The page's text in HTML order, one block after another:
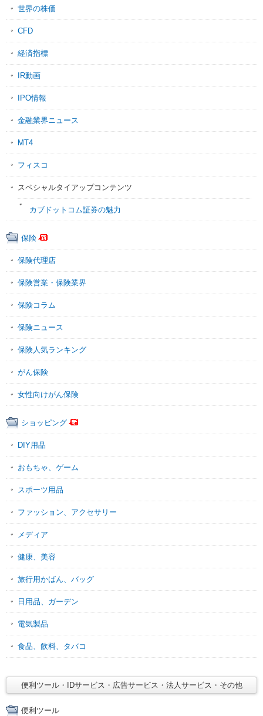
世界の株価
CFD
経済指標
IR動画
IPO情報
金融業界ニュース
MT4
フィスコ
スペシャルタイアップコンテンツ
カブドットコム証券の魅力
保険
保険代理店
保険営業・保険業界
保険コラム
保険ニュース
保険人気ランキング
がん保険
女性向けがん保険
ショッピング
DIY用品
おもちゃ、ゲーム
スポーツ用品
ファッション、アクセサリー
メディア
健康、美容
旅行用かばん、バッグ
日用品、ガーデン
電気製品
食品、飲料、タバコ
便利ツール・IDサービス・広告サービス・法人サービス・その他
便利ツール